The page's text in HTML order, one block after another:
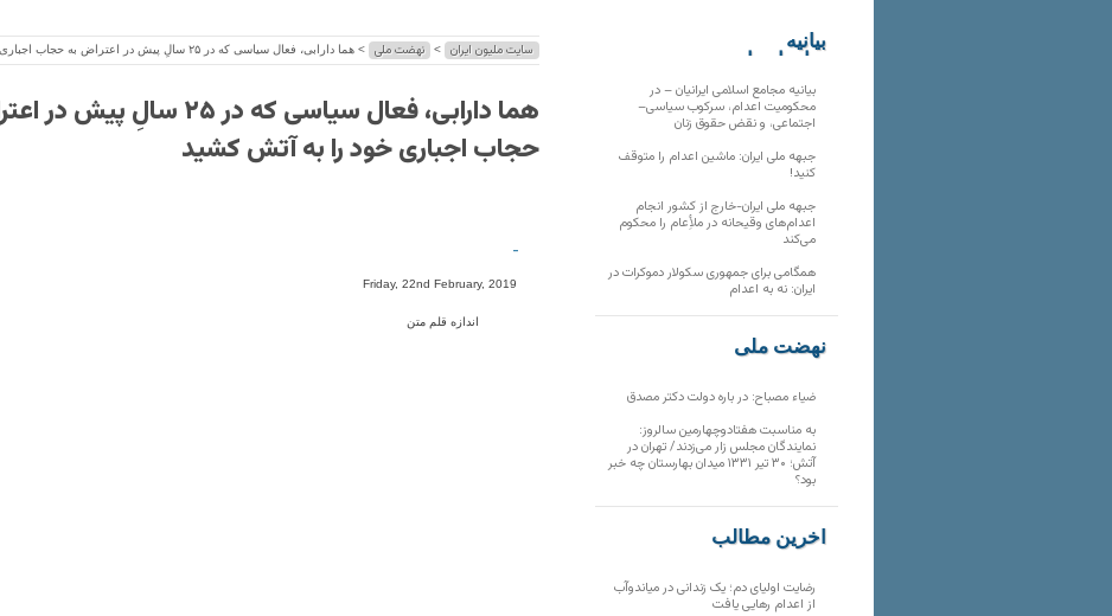
سایت ملیون ایران > نهضت ملی > هما دارابی، فعال سیاسی که در ۲۵ سالِ پیش در اعتراض به حجاب اجباری خود را به آتش کشید
هما دارابی، فعال سیاسی که در ۲۵ سالِ
حجاب اجباری خود را به آتش کشید
-
Friday, 22nd February, 2019
اندازه قلم متن
بیانیه
سازمان‌های
بیانیه مجامع اسلامی ایرانیان – در
محکومیت اعدام، سرکوب سیاسی–
اجتماعی، و نقض حقوق زنان
جبهه ملی ایران: ماشین اعدام را متوقف
کنید!
جبهه ملی ایران-خارج از کشور انجام
اعدام‌های وقیحانه در ملأِعام را محکوم
می‌کند
همگامی برای جمهوری سکولار دموکرات در
ایران: نه به اعدام
نهضت ملی
ضیاء مصباح: در باره دولت دکتر مصدق
به مناسبت هفتادوچهارمین سالروز:
نمایندگان مجلس زار می‌زدند/ تهران در
آتش؛ ۳۰ تیر ۱۳۳۱ میدان بهارستان چه خبر
بود؟
آخرین مطالب
رضایت اولیای دم؛ یک زندانی در میاندوآب
از اعدام رهایی یافت